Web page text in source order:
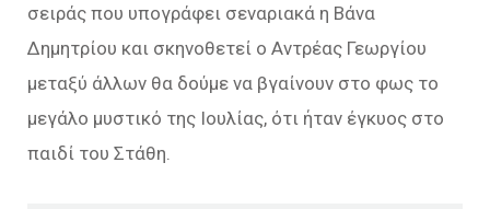
σειράς που υπογράφει σεναριακά η Βάνα
Δημητρίου και σκηνοθετεί ο Αντρέας Γεωργίου
μεταξύ άλλων θα δούμε να βγαίνουν στο φως το
μεγάλο μυστικό της Ιουλίας, ότι ήταν έγκυος στο
παιδί του Στάθη.